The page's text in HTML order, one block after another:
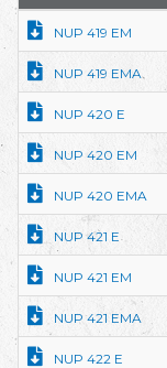
NUP 419 EM
NUP 419 EMA
NUP 420 E
NUP 420 EM
NUP 420 EMA
NUP 421 E
NUP 421 EM
NUP 421 EMA
NUP 422 E